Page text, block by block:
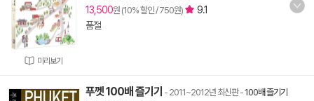
미리보기
13,500원 (10% 할인 / 750원)
9.1
품절
푸껫 100배 즐기기 - 2011~2012년 최신판-100배 즐기기